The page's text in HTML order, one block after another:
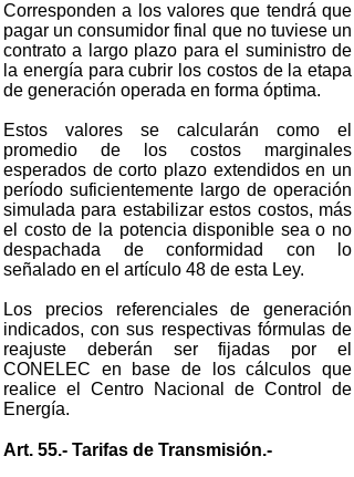
Corresponden a los valores que tendrá que
pagar un consumidor final que no tuviese un
contrato a largo plazo para el suministro de
la energía para cubrir los costos de la etapa
de generación operada en forma óptima.
Estos valores se calcularán como el
promedio de los costos marginales
esperados de corto plazo extendidos en un
período suficientemente largo de operación
simulada para estabilizar estos costos, más
el costo de la potencia disponible sea o no
despachada de conformidad con lo
señalado en el artículo 48 de esta Ley.
Los precios referenciales de generación
indicados, con sus respectivas fórmulas de
reajuste deberán ser fijadas por el
CONELEC en base de los cálculos que
realice el Centro Nacional de Control de
Energía.
Art. 55.- Tarifas de Transmisión.-